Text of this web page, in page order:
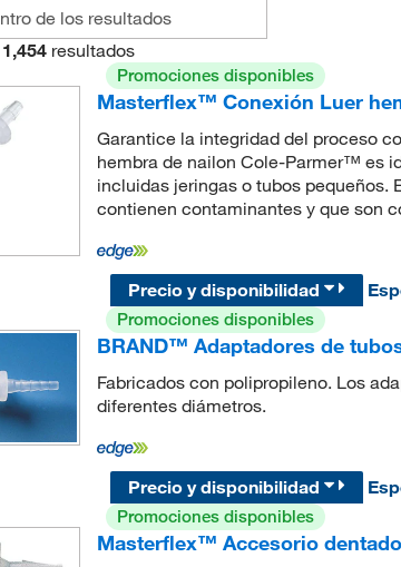
1,454 resultados
Promociones disponibles
Masterflex™ Conexión Luer
Garantice la integridad del proceso
hembra de nailon Cole-Parmer™ es
incluidas jeringas o tubos pequeños.
contienen contaminantes y que son
Precio y disponibilidad
Promociones disponibles
BRAND™ Adaptadores de
Fabricados con polipropileno. Los
diferentes diámetros.
Precio y disponibilidad
Promociones disponibles
Masterflex™ Accesorio